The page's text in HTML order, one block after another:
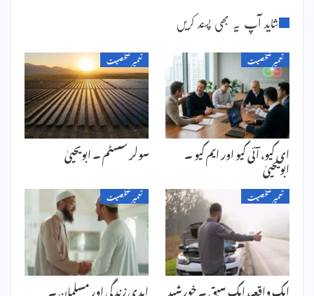
شاید آپ یہ بھی پسند کریں
تعمیر شخصیت
ای کیو، آئی کیو اور ایم کیو ۔
ابویحییٰ
تعمیر شخصیت
سولر سسٹم ۔ ابویحییٰ
تعمیر شخصیت
ایک واقعہ، ایک سبق ۔ خورشید
تعمیر شخصیت
ابدی زندگی اور مسلمان ۔